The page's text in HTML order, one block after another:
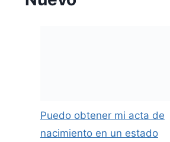
Puedo obtener mi acta de
nacimiento en un estado